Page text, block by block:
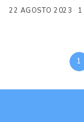
22 AGOSTO 2023 1
1